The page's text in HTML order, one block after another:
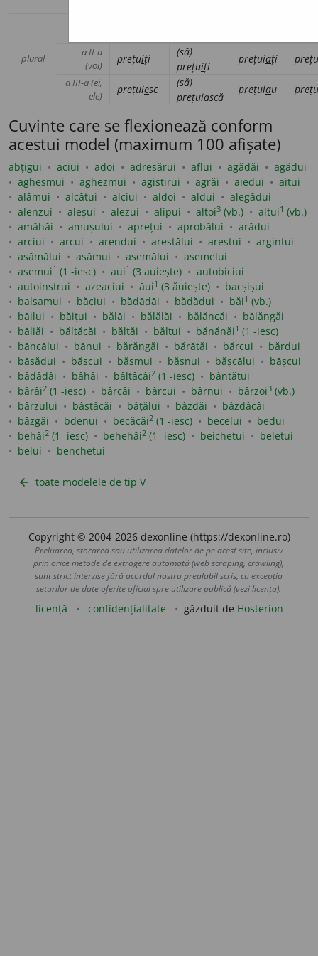
plural
a II-a
(voi)
prețuiți
(să)
prețuiți
prețuiați prețu
a III-a (ei,
ele)
prețuiesc
(să)
prețuiască
prețuiau prețu
Cuvinte care se flexionează conform
acestui model (maximum 100 afișate)
abțigui aciui adoi adresărui aflui agădăi
agădui
aghesmui
aghezmui agistirui agrăi aiedui
aitui
alămui
alcătui alciui aldoi aldui
alegădui
alenzui
aleșui alezui alipui altoi3 (vb.) altui1 (vb.)
amăhăi
amușului aprețui aprobălui
arădui
arciui
arcui arendui arestălui arestui
argintui
asămălui
asămui asemălui
asemelui
asemui1 (1 -iesc) aui1 (3 auiește)
autobiciui
autoinstrui
azeaciui ăui1 (3 ăuiește)
bacșișui
balsamui
băciui bădădăi bădădui băi1 (vb.)
băilui
băițui bălăi bălălăi bălăncăi
bălăngăi
băliăi
băltăcăi băltăi băltui bănănăi1 (1 -iesc)
băncălui
bănui bărăngăi bărătăi bărcui
bărdui
băsădui
băscui băsmui băsnui bășcălui
bășcui
bâdâdâi
bâhâi bâltâcâi2 (1 -iesc)
bântătui
bârâi2 (1 -iesc) bârcâi bârcui bârnui bârzoi3 (vb.)
bârzului
bâstâcăi bâțălui bâzdăi
bâzdâcâi
bâzgăi
bdenui becăcăi2 (1 -iesc) becelui
bedui
behăi2 (1 -iesc) behehăi2 (1 -iesc) beichetui
beletui
belui
benchetui
arrow_back toate modelele de tip V
Copyright © 2004-2026 dexonline (https://dexonline.ro)
Preluarea, stocarea sau utilizarea datelor de pe acest site, inclusiv
prin orice metode de extragere automată (web scraping, crawling),
sunt strict interzise fără acordul nostru prealabil scris, cu excepția
seturilor de date oferite oficial spre utilizare publică (vezi licența).
licență confidențialitate găzduit de Hosterion